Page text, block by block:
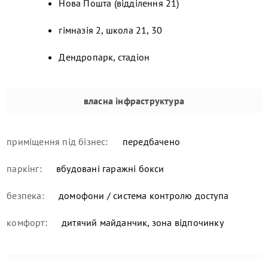
Нова Пошта (відділення 21)
гімназія 2, школа 21, 30
Дендропарк, стадіон
власна інфраструктура
приміщення під бізнес: передбачено
паркінг: вбудовані гаражні бокси
безпека: домофони / система контролю доступа
комфорт: дитячий майданчик, зона відпочинку